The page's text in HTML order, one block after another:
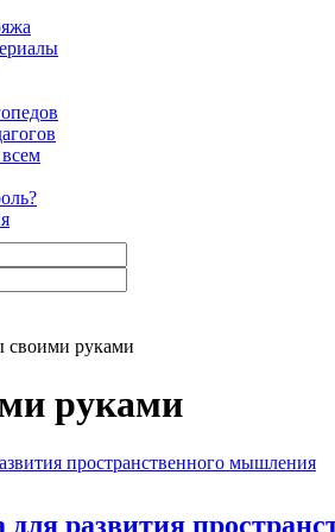
своими руками
руками
для развития